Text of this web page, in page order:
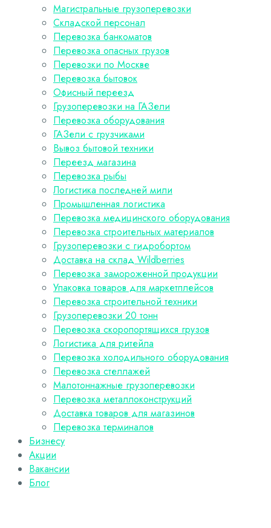
Магистральные грузоперевозки
Складской персонал
Перевозка банкоматов
Перевозка опасных грузов
Перевозки по Москве
Перевозка бытовок
Офисный переезд
Грузоперевозки на ГАЗели
Перевозка оборудования
ГАЗели с грузчиками
Вывоз бытовой техники
Переезд магазина
Перевозка рыбы
Логистика последней мили
Промышленная логистика
Перевозка медицинского оборудования
Перевозка строительных материалов
Грузоперевозки с гидробортом
Доставка на склад Wildberries
Перевозка замороженной продукции
Упаковка товаров для маркетплейсов
Перевозка строительной техники
Грузоперевозки 20 тонн
Перевозка скоропортящихся грузов
Логистика для ритейла
Перевозка холодильного оборудования
Перевозка стеллажей
Малотоннажные грузоперевозки
Перевозка металлоконструкций
Доставка товаров для магазинов
Перевозка терминалов
Бизнесу
Акции
Вакансии
Блог